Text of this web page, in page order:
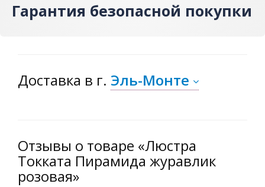
Гарантия безопасной покупки
Доставка в г. Эль-Монте
Отзывы о товаре «Люстра
Токката Пирамида журавлик
розовая»